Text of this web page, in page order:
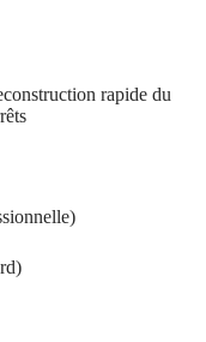
rapide du